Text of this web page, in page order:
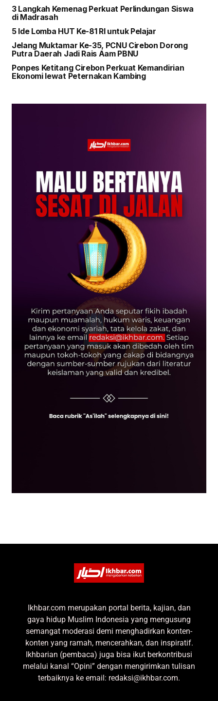
3 Langkah Kemenag Perkuat Perlindungan Siswa
di Madrasah
5 Ide Lomba HUT Ke-81 RI untuk Pelajar
Jelang Muktamar Ke-35, PCNU Cirebon Dorong
Putra Daerah Jadi Rais Aam PBNU
Ponpes Ketitang Cirebon Perkuat Kemandirian
Ekonomi lewat Peternakan Kambing
Ikhbar.com merupakan portal berita, kajian, dan
gaya hidup Muslim Indonesia yang mengusung
semangat moderasi demi menghadirkan konten-
konten yang ramah, mencerahkan, dan inspiratif.
Ikhbarian (pembaca) juga bisa ikut berkontribusi
melalui kanal “Opini” dengan mengirimkan tulisan
terbaiknya ke email: redaksi@ikhbar.com.